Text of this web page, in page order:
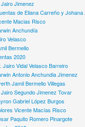
Jimenez
de Eliana Carreño y Johana
Macias Risco
Anchundía
Velasco
Bermello
2020
Jairo Vidal Velasco Barreiro
Antonio Anchundia Jimenez
Jamil Bermello Villegas
Segundo Jimenez Tovar
Gabriel López Burgos
Vicente Macías Risco
Paquito Romero Pinargote